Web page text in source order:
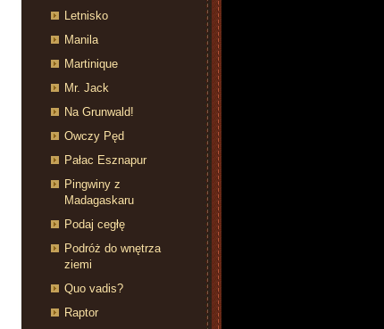
Letnisko
Manila
Martinique
Mr. Jack
Na Grunwald!
Owczy Pęd
Pałac Esznapur
Pingwiny z
Madagaskaru
Podaj cegłę
Podróż do wnętrza
ziemi
Quo vadis?
Raptor